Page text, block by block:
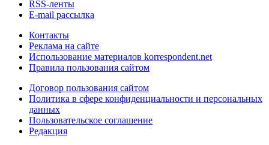
RSS-ленты
E-mail рассылка
Контакты
Реклама на сайте
Использование материалов korrespondent.net
Правила пользования сайтом
Договор пользования сайтом
Политика в сфере конфиденциальности и персональных
данных
Пользовательское соглашение
Редакция